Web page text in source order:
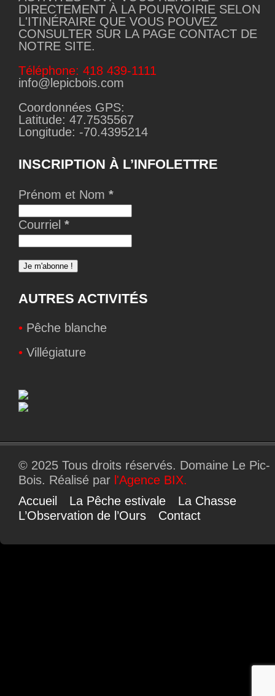
DIRECTEMENT À LA POURVOIRIE SELON
L'ITINÉRAIRE QUE VOUS POUVEZ
CONSULTER SUR LA PAGE CONTACT DE
NOTRE SITE.
Téléphone: 418 439-1111
info@lepicbois.com
Coordonnées GPS:
Latitude: 47.7535567
Longitude: -70.4395214
INSCRIPTION À L’INFOLETTRE
Prénom et Nom *
Courriel *
AUTRES ACTIVITÉS
• Pêche blanche
• Villégiature
© 2025 Tous droits réservés. Domaine Le Pic-
Bois. Réalisé par l'Agence BIX.
Accueil
La Pêche estivale
La Chasse
L’Observation de l’Ours
Contact